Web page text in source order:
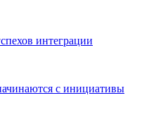
интеграции
с инициативы